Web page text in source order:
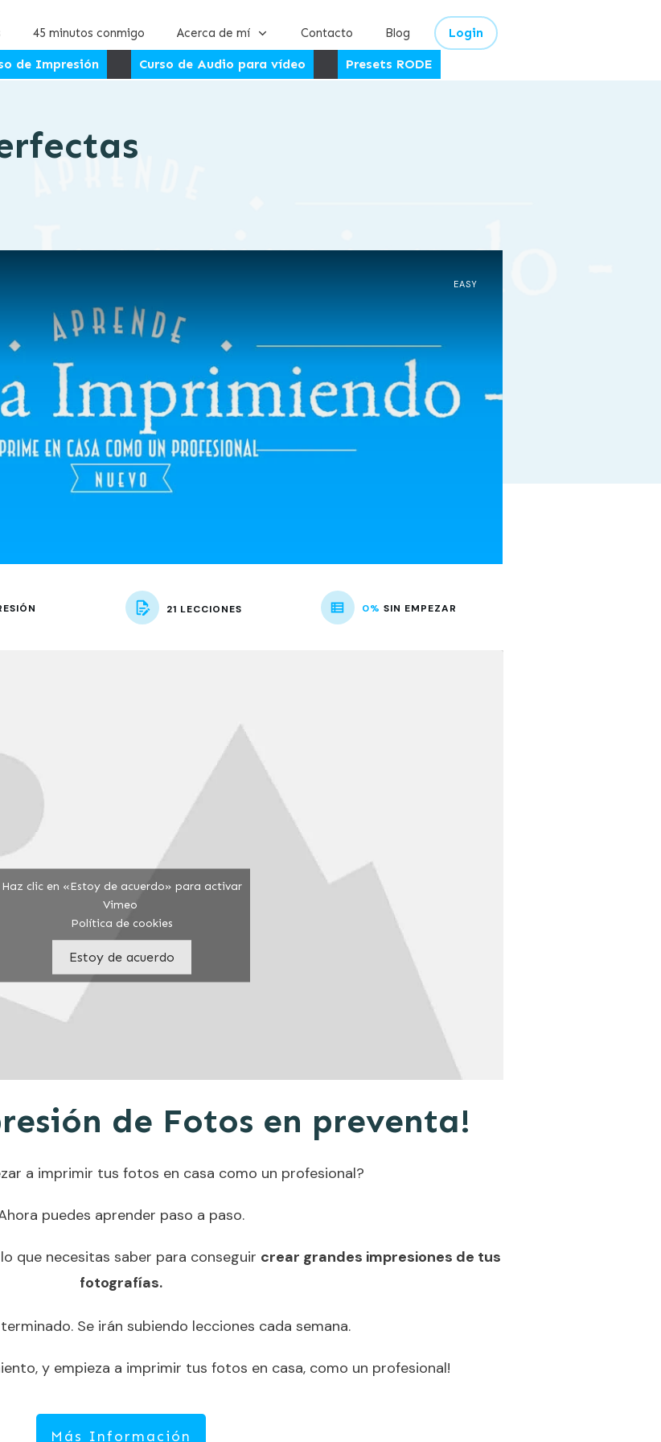
45 minutos conmigo Acerca de mí Contacto Blog Login
de Impresión Curso de Audio para vídeo Presets RODE
EASY
21 LECCIONES 0% SIN EMPEZAR
Haz clic en «Estoy de acuerdo» para activar
Vimeo
Política de cookies
Estoy de acuerdo
de Fotos en preventa!
a imprimir tus fotos en casa como un profesional?
puedes aprender paso a paso.
que necesitas saber para conseguir crear grandes impresiones de tus
fotografías.
Se irán subiendo lecciones cada semana.
y empieza a imprimir tus fotos en casa, como un profesional!
Más Información